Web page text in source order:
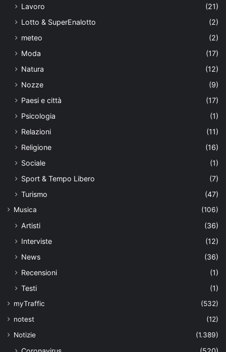
Lavoro
(21)
Lotto & SuperEnalotto
(2)
meteo
(2)
Moda
(17)
Natura
(12)
Nozze
(9)
Paesi e città
(17)
Psicologia
(1)
Relazioni
(11)
Religione
(16)
Sociale
(1)
Sport & Tempo Libero
(7)
Turismo
(47)
Musica (106)
Artisti
(36)
Interviste
(12)
News
(36)
Recensioni
(1)
Testi
(1)
myTraffic
(532)
notest
(12)
Notizie
(1.389)